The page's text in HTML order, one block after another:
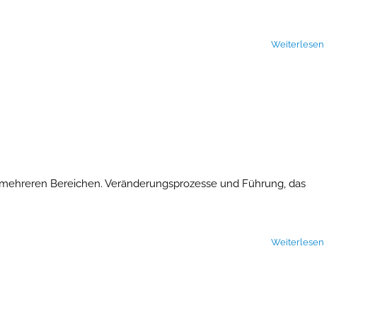
Weiterlesen
Bereichen. Veränderungsprozesse und Führung, das
Weiterlesen